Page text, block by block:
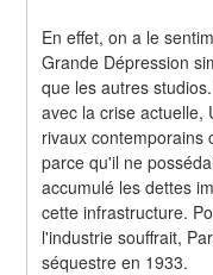
En effet, on a le
Grande Dépression
que les autres
avec la crise actuelle,
rivaux contemporains
parce qu'il ne
accumulé les dettes
cette infrastructure.
l'industrie souffrait,
séquestre en 1933.